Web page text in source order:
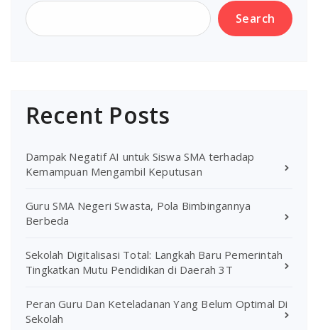
Search
Recent Posts
Dampak Negatif AI untuk Siswa SMA terhadap
Kemampuan Mengambil Keputusan
Guru SMA Negeri Swasta, Pola Bimbingannya
Berbeda
Sekolah Digitalisasi Total: Langkah Baru Pemerintah
Tingkatkan Mutu Pendidikan di Daerah 3T
Peran Guru Dan Keteladanan Yang Belum Optimal Di
Sekolah